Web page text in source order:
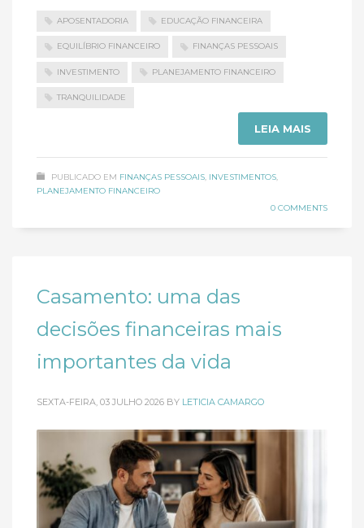
APOSENTADORIA EDUCAÇÃO FINANCEIRA
EQUILÍBRIO FINANCEIRO FINANÇAS PESSOAIS
INVESTIMENTO PLANEJAMENTO FINANCEIRO
TRANQUILIDADE
LEIA MAIS
PUBLICADO EM FINANÇAS PESSOAIS, INVESTIMENTOS,
PLANEJAMENTO FINANCEIRO
0 COMMENTS
Casamento: uma das
decisões financeiras mais
importantes da vida
SEXTA-FEIRA, 03 JULHO 2026 BY LETICIA CAMARGO